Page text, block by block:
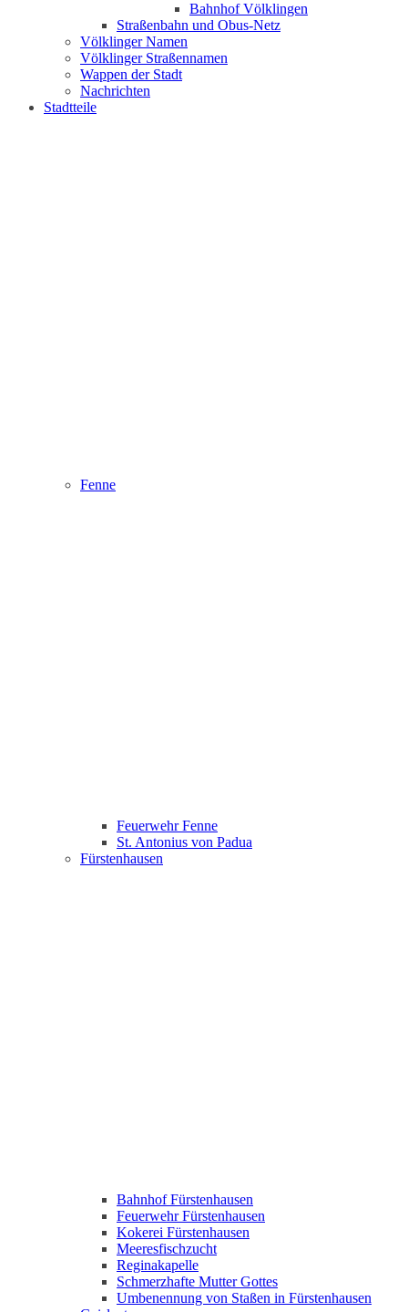
Bahnhof Völklingen
Straßenbahn und Obus-Netz
Völklinger Namen
Völklinger Straßennamen
Wappen der Stadt
Nachrichten
Stadtteile
Fenne
Feuerwehr Fenne
St. Antonius von Padua
Fürstenhausen
Bahnhof Fürstenhausen
Feuerwehr Fürstenhausen
Kokerei Fürstenhausen
Meeresfischzucht
Reginakapelle
Schmerzhafte Mutter Gottes
Umbenennung von Staßen in Fürstenhausen